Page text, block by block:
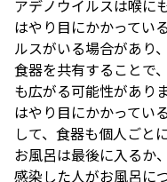
アデノウイルスは喉に
はやり目にかかってい
ルスがいる場合があり
食器を共有することで
も広がる可能性がありま
はやり目にかかってい
して、食器も個人ごと
お風呂は最後に入るか
感染した人がお風呂に